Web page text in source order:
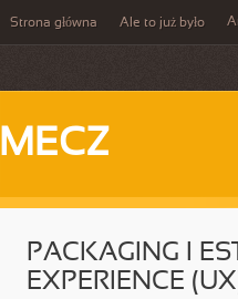
Strona główna Ale to już było
MECZ
PACKAGING I
EXPERIENCE